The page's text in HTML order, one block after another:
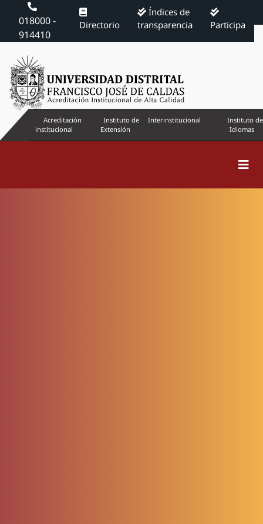
018000 -
914410
Directorio
Índices de
transparencia
Participa
Acreditación
institucional
Instituto de
Extensión
Interinstitucional
Instituto de
Idiomas